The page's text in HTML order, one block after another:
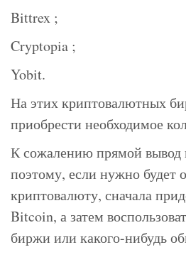
Bittrex ;
Cryptopia ;
Yobit.
На этих криптовалютных
приобрести необходимое
К сожалению прямой вывод
поэтому, если нужно будет
криптовалюту, сначала
Bitcoin, а затем
биржи или какого-нибудь